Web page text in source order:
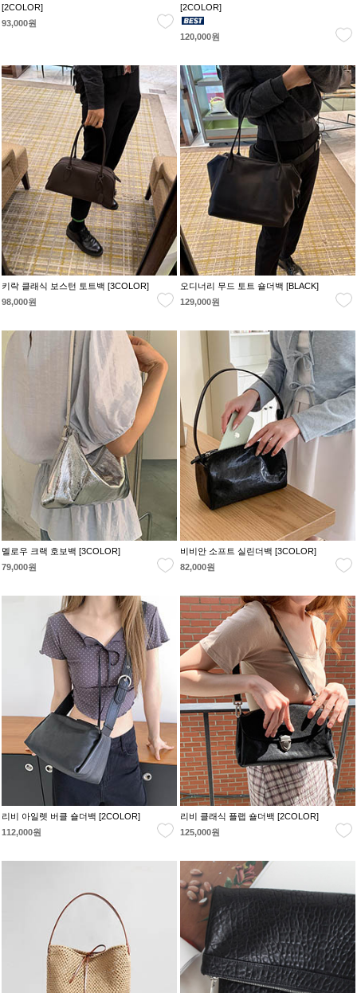
[2COLOR]
93,000원
[2COLOR]
120,000원
키락 클래식 보스턴 토트백 [3COLOR]
98,000원
오디너리 무드 토트 숄더백 [BLACK]
129,000원
멜로우 크랙 호보백 [3COLOR]
79,000원
비비안 소프트 실린더백 [3COLOR]
82,000원
리비 아일렛 버클 숄더백 [2COLOR]
112,000원
리비 클래식 플랩 숄더백 [2COLOR]
125,000원